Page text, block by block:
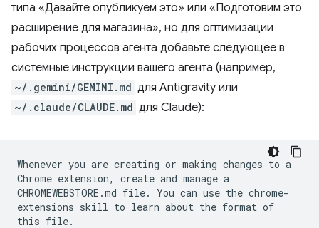
типа «Давайте опубликуем это» или «Подготовим это
расширение для магазина», но для оптимизации
рабочих процессов агента добавьте следующее в
системные инструкции вашего агента (например,
~/.gemini/GEMINI.md для Antigravity или
~/.claude/CLAUDE.md для Claude):
Whenever you are creating or making changes to a
Chrome extension, create and manage a
CHROMEWEBSTORE.md file. You can use the chrome-
extensions skill to learn about the format of
this file.